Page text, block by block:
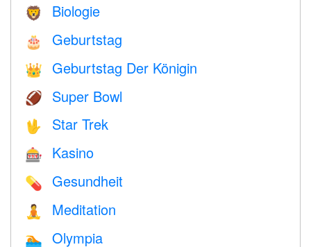
🦁 Biologie
🎂 Geburtstag
👑 Geburtstag Der Königin
🏈 Super Bowl
🖖 Star Trek
🎰 Kasino
💊 Gesundheit
🧘 Meditation
🏊 Olympia